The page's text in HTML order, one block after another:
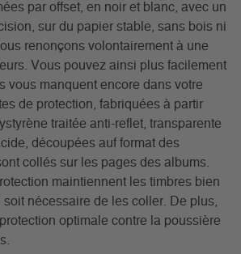
par offset, en noir et blanc, avec un
sur du papier stable, sans bois ni
renonçons volontairement à une
Vous pouvez ainsi plus facilement
vous manquent encore dans votre
de protection, fabriquées à partir
traitée anti-reflet, transparente
découpées auf format des
collés sur les pages des albums.
maintiennent les timbres bien
nécessaire de les coller. De plus,
optimale contre la poussière